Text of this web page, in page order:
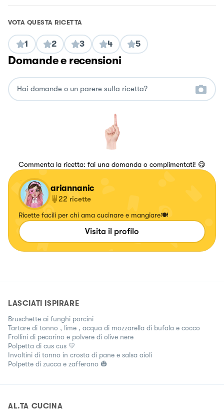
VOTA QUESTA RICETTA
1 2 3 4 5
Domande e recensioni
Commenta la ricetta: fai una domanda o complimentati! 😋
ariannanic
22 ricette
Ricette facili per chi ama cucinare e mangiare🍽️
Visita il profilo
LASCIATI ISPIRARE
Bruschette ai funghi porcini
Tartare di tonno , lime , acqua di mozzarella di bufala e cocco
Frollini di pecorino e polvere di olive nere
Polpetta di cus cus 💛
Involtini di tonno in crosta di pane e salsa aioli
Polpette di zucca e zafferano 🎃
AL.TA CUCINA